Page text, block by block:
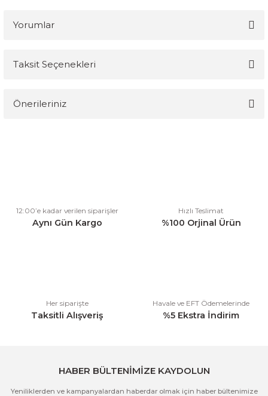
Yorumlar
Taksit Seçenekleri
Önerileriniz
Ürün açıklamasında eksik bilgiler bulunuyor.
Ürün bilgilerinde hatalar bulunuyor.
12:00’e kadar verilen siparişler
Aynı Gün Kargo
Hızlı Teslimat
%100 Orjinal Ürün
Her siparişte
Taksitli Alışveriş
Havale ve EFT Ödemelerinde
%5 Ekstra İndirim
HABER BÜLTENİMİZE KAYDOLUN
Yeniliklerden ve kampanyalardan haberdar olmak için haber bültenimize